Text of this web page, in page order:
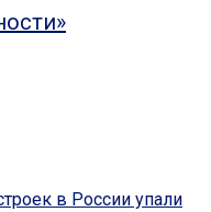
в России упали